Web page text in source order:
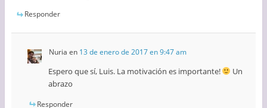
Responder
Nuria en 13 de enero de 2017 en 9:47 am
Espero que sí, Luis. La motivación es importante!
Un
abrazo
Responder